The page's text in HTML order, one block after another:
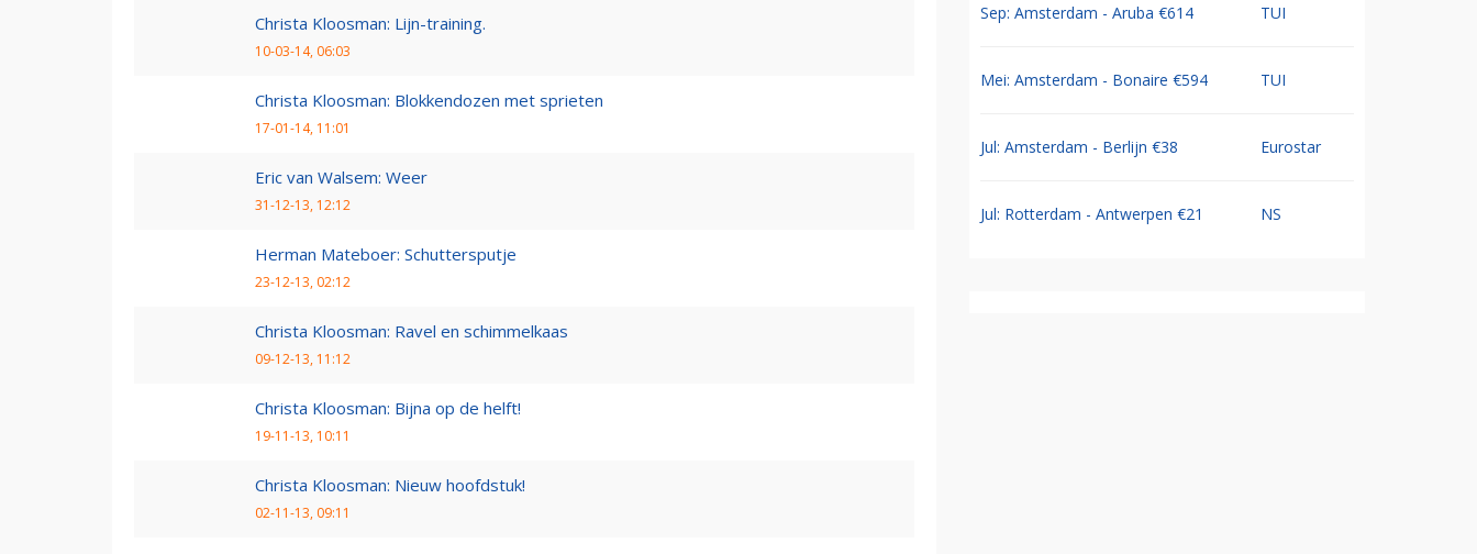
Christa Kloosman: Lijn-training.
10-03-14, 06:03
Christa Kloosman: Blokkendozen met sprieten
17-01-14, 11:01
Eric van Walsem: Weer
31-12-13, 12:12
Herman Mateboer: Schuttersputje
23-12-13, 02:12
Christa Kloosman: Ravel en schimmelkaas
09-12-13, 11:12
Christa Kloosman: Bijna op de helft!
19-11-13, 10:11
Christa Kloosman: Nieuw hoofdstuk!
02-11-13, 09:11
Sep: Amsterdam - Aruba €614 TUI
Mei: Amsterdam - Bonaire €594 TUI
Jul: Amsterdam - Berlijn €38 Eurostar
Jul: Rotterdam - Antwerpen €21 NS